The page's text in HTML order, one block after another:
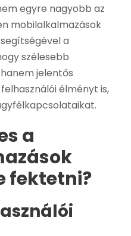
egyre nagyobb az
mobilalkalmazások
a
szélesebb
jelentős
élményt is,
a
fektetni?